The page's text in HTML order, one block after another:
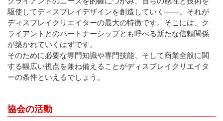
駆使してディスプレイデザインを創造していく――。それが
ディスプレイクリエイターの最大の特徴です。そこには、ク
ライアントとのパートナーシップとも呼べる新たな信頼関係
が築かれていくはずです。
そのために必要な専門知識や専門技能、そして商業全般に関
する幅広い視点を兼ね備えることがディスプレイクリエイタ
ーの条件といえるでしょう。
協会の活動